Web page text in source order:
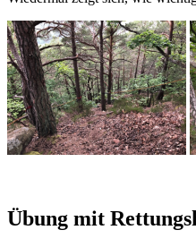
Übung mit